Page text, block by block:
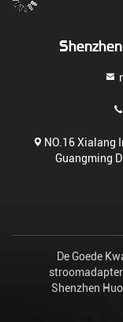
NO.16 Xialang
Guangming
De Goede
Shenzhen